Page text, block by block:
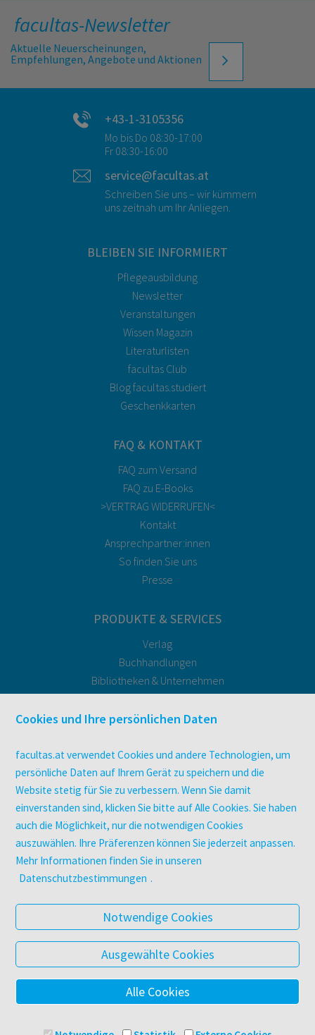
facultas-Newsletter
Aktuelle Neuerscheinungen,
Empfehlungen, Angebote und Aktionen
+43-1-3105356
Mo bis Do 08:30-17:00
Fr 08:30-16:00
service@facultas.at
Schreiben Sie uns – wir kümmern
uns zeitnah um Ihr Anliegen.
BLEIBEN SIE INFORMIERT
Pflegeausbildung
Newsletter
Veranstaltungen
Wissen Magazin
Literaturlisten
facultas Club
Blog facultas.studiert
Geschenkkarten
FAQ & KONTAKT
FAQ zum Versand
FAQ zu E-Books
>VERTRAG WIDERRUFEN<
Kontakt
Ansprechpartner:innen
So finden Sie uns
Presse
PRODUKTE & SERVICES
Verlag
Buchhandlungen
Bibliotheken & Unternehmen
facultas Bindeservice
Druckerei facultas druckt.
Zeitschriften
Digitale Angebote
UNTERNEHMEN
Über facultas
facultas Kooperationen
Datenschutz & Cookies
AGB
Barrierefreiheit
© 2025 Facultas Verlags- und Buchhandels AG
Cookies und Ihre persönlichen Daten
facultas.at verwendet Cookies und andere Technologien, um
persönliche Daten auf Ihrem Gerät zu speichern und die
Website stetig für Sie zu verbessern. Wenn Sie damit
einverstanden sind, klicken Sie bitte auf Alle Cookies. Sie haben
auch die Möglichkeit, nur die notwendigen Cookies
auszuwählen. Ihre Präferenzen können Sie jederzeit anpassen.
Mehr Informationen finden Sie in unseren
Datenschutzbestimmungen .
Notwendige Cookies
Ausgewählte Cookies
Alle Cookies